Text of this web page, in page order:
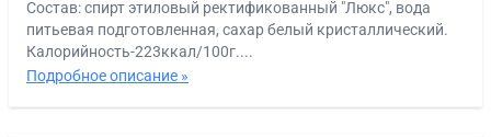
Состав: спирт этиловый ректификованный "Люкс", вода
питьевая подготовленная, сахар белый кристаллический.
Калорийность-223ккал/100г....
Подробное описание »